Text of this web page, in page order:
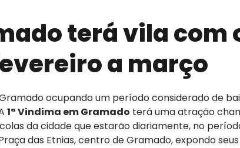
terá vila com
a março
ocupando um período considerado de
1ª Vindima em Gramado terá uma atração
da cidade que estarão diariamente, no
das Etnias, centro de Gramado, expondo